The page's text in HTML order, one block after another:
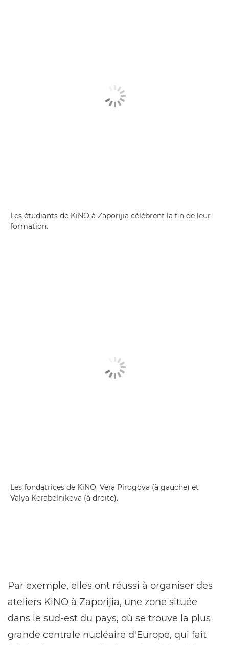
Les étudiants de KiNO à Zaporijia célèbrent la fin de leur
formation.
Les fondatrices de KiNO, Vera Pirogova (à gauche) et
Valya Korabelnikova (à droite).
Par exemple, elles ont réussi à organiser des
ateliers KiNO à Zaporijia, une zone située
dans le sud-est du pays, où se trouve la plus
grande centrale nucléaire d'Europe, qui fait